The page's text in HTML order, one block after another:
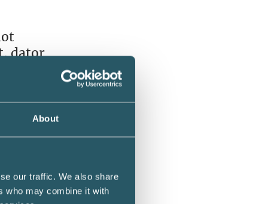
About
our traffic. We also share
who may combine it with
dator
bland